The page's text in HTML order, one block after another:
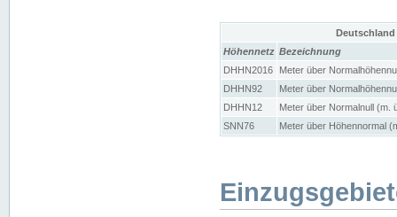
Höhennetz Bezeichnung
DHHN2016
Meter über
DHHN92
Meter über
DHHN12
Meter über Normalnull (m.
SNN76
Meter über Höhennormal